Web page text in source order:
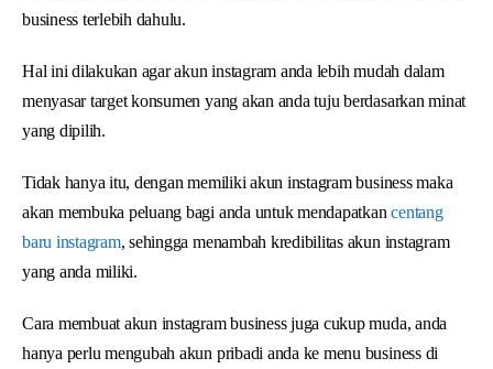
business terlebih dahulu.
Hal ini dilakukan agar akun instagram anda lebih mudah dalam
menyasar target konsumen yang akan anda tuju berdasarkan minat
yang dipilih.
Tidak hanya itu, dengan memiliki akun instagram business maka
akan membuka peluang bagi anda untuk mendapatkancentang
baru instagram, sehingga menambah kredibilitas akun instagram
yang anda miliki.
Cara membuat akun instagram business juga cukup muda, anda
hanya perlu mengubah akun pribadi anda ke menu business di